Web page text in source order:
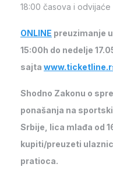
18:00 časova i
ONLINE preuzimanje
15:00h do nedelje
sajta
Shodno Zakonu o
ponašanja na
Srbije, lica mlađa od
kupiti/preuzeti
pratioca.